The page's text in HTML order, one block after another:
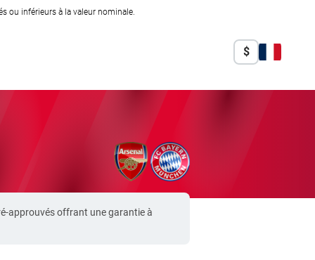
ou inférieurs à la valeur nominale.
$
approuvés offrant une garantie à